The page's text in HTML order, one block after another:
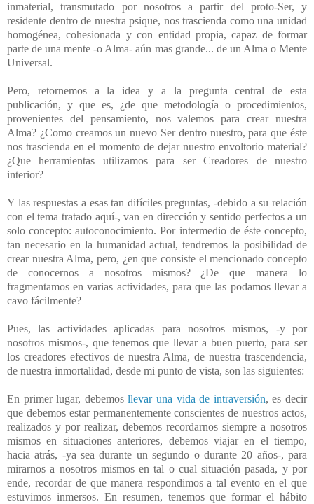
inmaterial, transmutado por nosotros a partir del proto-Ser, y
residente dentro de nuestra psique, nos trascienda como una unidad
homogénea, cohesionada y con entidad propia, capaz de formar
parte de una mente -o Alma- aún mas grande... de un Alma o Mente
Universal.
Pero, retornemos a la idea y a la pregunta central de esta
publicación, y que es, ¿de que metodología o procedimientos,
provenientes del pensamiento, nos valemos para crear nuestra
Alma? ¿Como creamos un nuevo Ser dentro nuestro, para que éste
nos trascienda en el momento de dejar nuestro envoltorio material?
¿Que herramientas utilizamos para ser Creadores de nuestro
interior?
Y las respuestas a esas tan difíciles preguntas, -debido a su relación
con el tema tratado aquí-, van en dirección y sentido perfectos a un
solo concepto: autoconocimiento. Por intermedio de éste concepto,
tan necesario en la humanidad actual, tendremos la posibilidad de
crear nuestra Alma, pero, ¿en que consiste el mencionado concepto
de conocernos a nosotros mismos? ¿De que manera lo
fragmentamos en varias actividades, para que las podamos llevar a
cavo fácilmente?
Pues, las actividades aplicadas para nosotros mismos, -y por
nosotros mismos-, que tenemos que llevar a buen puerto, para ser
los creadores efectivos de nuestra Alma, de nuestra trascendencia,
de nuestra inmortalidad, desde mi punto de vista, son las siguientes:
En primer lugar, debemosllevar una vida de intraversión, es decir
que debemos estar permanentemente conscientes de nuestros actos,
realizados y por realizar, debemos recordarnos siempre a nosotros
mismos en situaciones anteriores, debemos viajar en el tiempo,
hacia atrás, -ya sea durante un segundo o durante20 años-, para
mirarnos a nosotros mismos en tal o cual situación pasada, y por
ende, recordar de que manera respondimos a tal evento en el que
estuvimos inmersos. En resumen, tenemos que formar el hábito